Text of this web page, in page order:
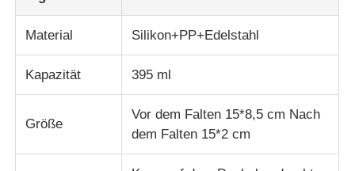
Zu Hause
Produkte
Material Silikon+PP+Edelstahl
Kapazität 395 ml
Größe
Vor dem Falten 15*8,5 cm Nach
dem Falten 15*2 cm